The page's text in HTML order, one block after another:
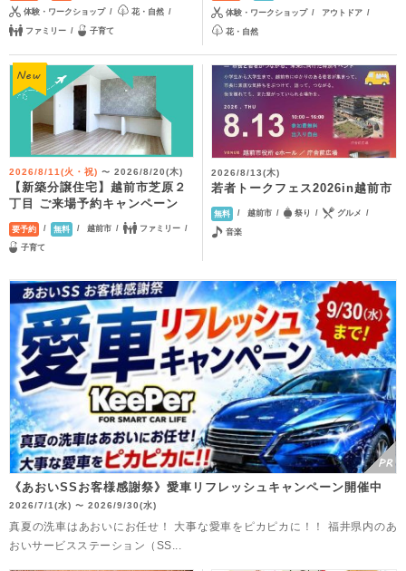
体験・ワークショップ 花・自然
ファミリー 子育て
体験・ワークショップ アウトドア
花・自然
2026/8/11(火・祝) 〜 2026/8/20(木)
【新築分譲住宅】越前市芝原２
丁目 ご来場予約キャンペーン
要予約 無料 越前市 ファミリー
子育て
2026/8/13(木)
若者トークフェス2026in越前市
無料 越前市 祭り グルメ
音楽
《あおいSSお客様感謝祭》愛車リフレッシュキャンペーン開催中
2026/7/1(水) 〜 2026/9/30(水)
真夏の洗車はあおいにお任せ！ 大事な愛車をピカピカに！！ 福井県内のあ
おいサービスステーション（SS...